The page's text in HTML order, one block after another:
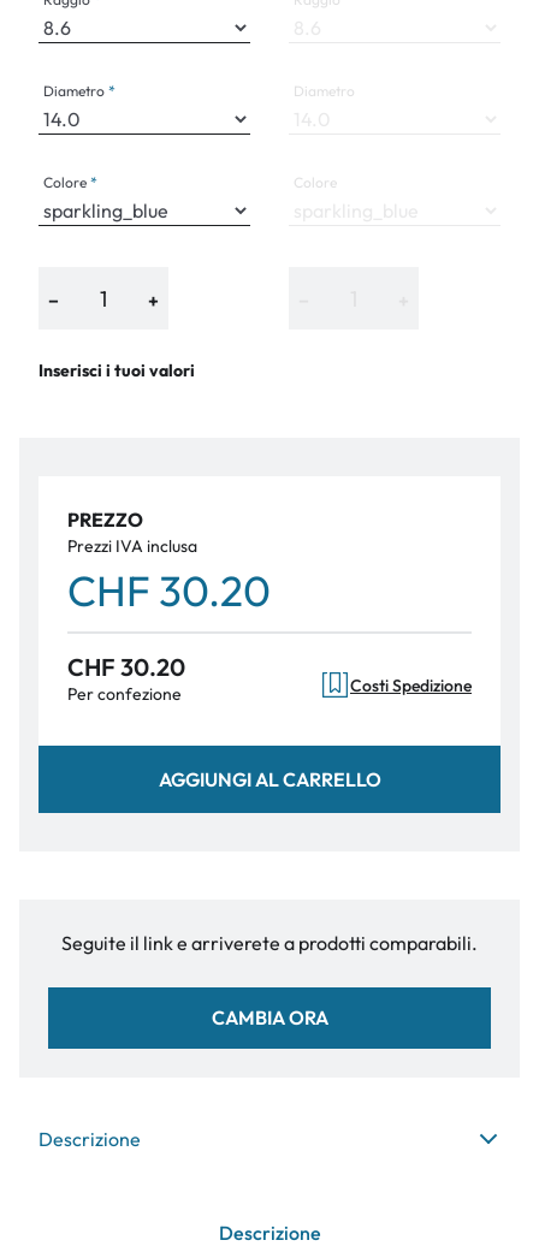
Diametro
Colore
− +
Inserisci i tuoi valori
Diametro
Colore
PREZZO
Prezzi IVA inclusa
CHF 30.20
CHF 30.20
Per confezione Costi Spedizione
AGGIUNGI AL CARRELLO
Seguite il link e arriverete a prodotti comparabili.
CAMBIA ORA
Descrizione
Descrizione